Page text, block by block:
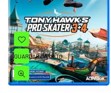
GUARDAR CARRITO